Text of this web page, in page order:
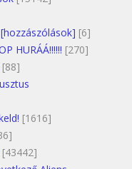
[6]
HURÁÁ!!!!!! [270]
[88]
[1616]
[43442]